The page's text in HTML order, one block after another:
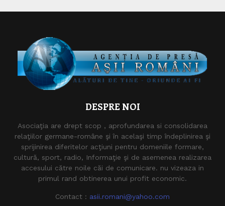
DESPRE NOI
Asociaţia are drept scop , aprofundarea si consolidarea
relaţiilor germane-române şi în acelaşi timp îndeplinirea şi
sprijinirea diferitelor acţiuni pentru domeniile formare,
cultură, sport, radio, Informaţie şi de asemenea realizarea
accesului către noile căi de comunicare. nu vizeaza in
primul rand obtinerea unui profit economic.
Contact : asii.romani@yahoo.com